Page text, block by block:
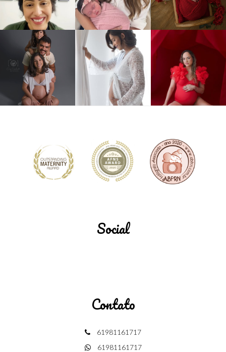
Social
Contato
61981161717
61981161717